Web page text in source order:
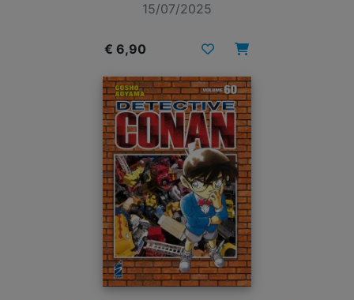
15/07/2025
€ 6,90